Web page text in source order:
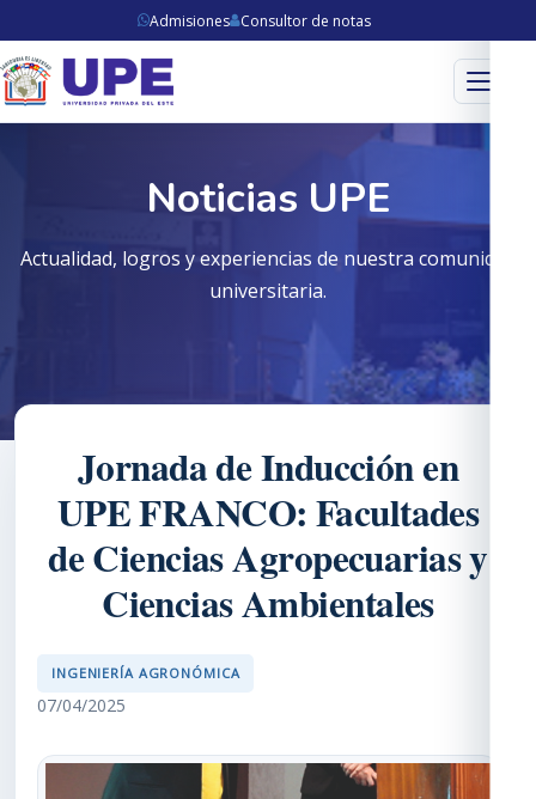
Admisiones Consultor de notas
Menú
Noticias UPE
Actualidad, logros y experiencias de nuestra comunidad
universitaria.
Jornada de Inducción en
UPE FRANCO: Facultades
de Ciencias Agropecuarias y
Ciencias Ambientales
INGENIERÍA AGRONÓMICA
07/04/2025